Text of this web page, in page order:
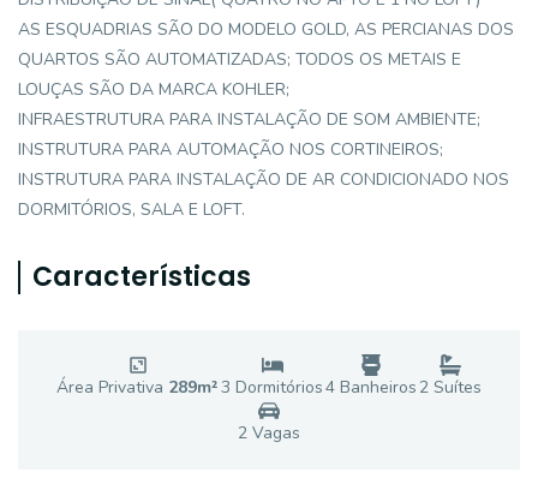
AS ESQUADRIAS SÃO DO MODELO GOLD, AS PERCIANAS DOS
QUARTOS SÃO AUTOMATIZADAS; TODOS OS METAIS E
LOUÇAS SÃO DA MARCA KOHLER;
INFRAESTRUTURA PARA INSTALAÇÃO DE SOM AMBIENTE;
INSTRUTURA PARA AUTOMAÇÃO NOS CORTINEIROS;
INSTRUTURA PARA INSTALAÇÃO DE AR CONDICIONADO NOS
DORMITÓRIOS, SALA E LOFT.
Características
Área Privativa 289m²3 Dormitórios4 Banheiros 2 Suítes
2 Vagas